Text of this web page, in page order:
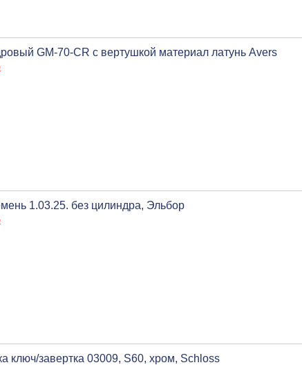
GM-70-CR с вертушкой материал латунь Avers
1.03.25. без цилиндра, Эльбор
ключ/завертка 03009, S60, хром, Schloss